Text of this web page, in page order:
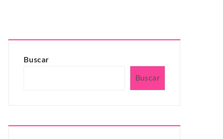
Buscar
Buscar